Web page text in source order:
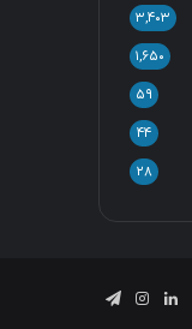
۳,۴۰۳
۱,۶۵۰
۵۹
۴۴
۲۸
لینکدیناینستاگرام
تلگرام